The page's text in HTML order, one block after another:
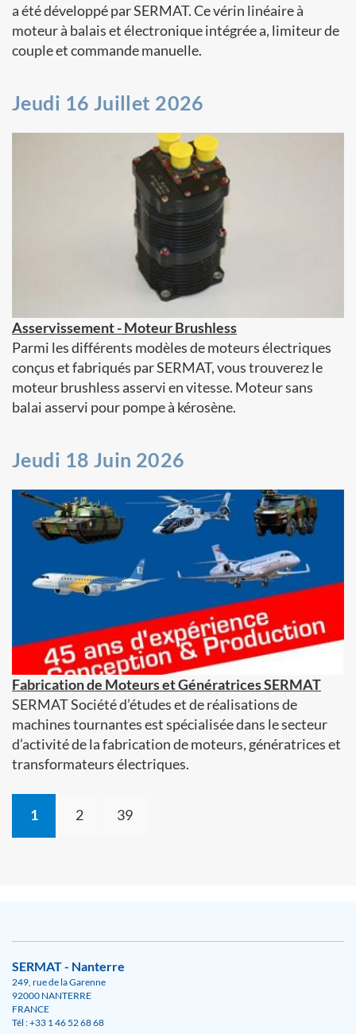
a été développé par SERMAT. Ce vérin linéaire à
moteur à balais et électronique intégrée a, limiteur de
couple et commande manuelle.
Jeudi 16 Juillet 2026
Asservissement - Moteur Brushless
Parmi les différents modèles de moteurs électriques
conçus et fabriqués par SERMAT, vous trouverez le
moteur brushless asservi en vitesse. Moteur sans
balai asservi pour pompe à kérosène.
Jeudi 18 Juin 2026
Fabrication de Moteurs et Génératrices SERMAT
SERMAT Société d’études et de réalisations de
machines tournantes est spécialisée dans le secteur
d’activité de la fabrication de moteurs, génératrices et
transformateurs électriques.
1 2 39
SERMAT - Nanterre
249, rue de la Garenne
92000 NANTERRE
FRANCE
Tél : +33 1 46 52 68 68